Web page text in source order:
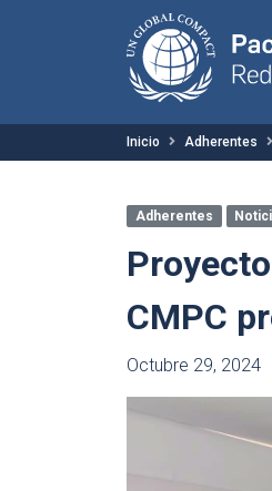
Inicio Adherentes
Adherentes
CMPC
Octubre 29, 2024